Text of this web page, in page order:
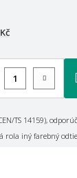
TS 14159),
iný farebný